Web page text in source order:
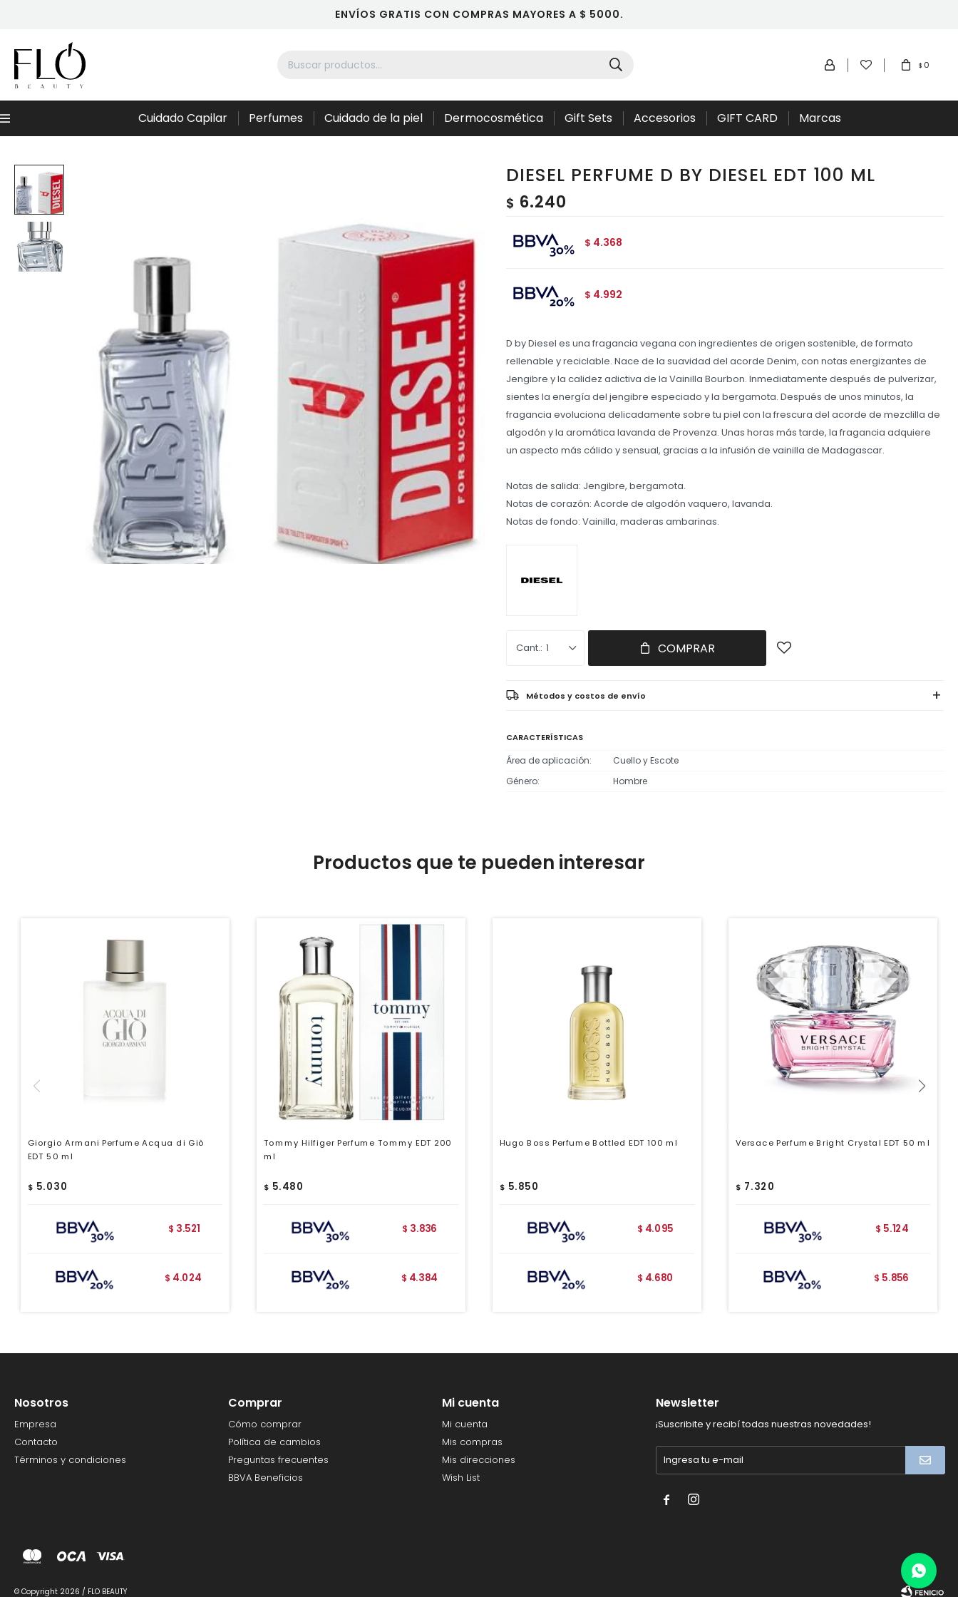
ENVÍOS GRATIS CON COMPRAS MAYORES A $ 5000.
Menú Cuidado Capilar Perfumes Cuidado de la piel Dermocosmética Gift Sets Accesorios GIFT CARD Marcas
$ 0
DIESEL PERFUME D BY DIESEL EDT 100 ML
$ 6.240
$ 4.368
$ 4.992
D by Diesel es una fragancia vegana con ingredientes de origen sostenible, de formato
rellenable y reciclable. Nace de la suavidad del acorde Denim, con notas energizantes de
Jengibre y la calidez adictiva de la Vainilla Bourbon. Inmediatamente después de pulverizar,
sientes la energía del jengibre especiado y la bergamota. Después de unos minutos, la
fragancia evoluciona delicadamente sobre tu piel con la frescura del acorde de mezclilla de
algodón y la aromática lavanda de Provenza. Unas horas más tarde, la fragancia adquiere
un aspecto más cálido y sensual, gracias a la infusión de vainilla de Madagascar.
Notas de salida: Jengibre, bergamota.
Notas de corazón: Acorde de algodón vaquero, lavanda.
Notas de fondo: Vainilla, maderas ambarinas.
1 COMPRAR
Métodos y costos de envío
CARACTERÍSTICAS
Área de aplicación
Cuello y Escote
Género
Hombre
Productos que te pueden interesar
Giorgio Armani Perfume Acqua di Giò
EDT 50 ml
$ 5.030
$ 3.521
$ 4.024
Tommy Hilfiger Perfume Tommy EDT 200
ml
$ 5.480
$ 3.836
$ 4.384
Hugo Boss Perfume Bottled EDT 100 ml
$ 5.850
$ 4.095
$ 4.680
Versace Perfume Bright Crystal EDT 50 ml
$ 7.320
$ 5.124
$ 5.856
Nosotros
Empresa
Contacto
Términos y condiciones
Comprar
Cómo comprar
Política de cambios
Preguntas frecuentes
BBVA Beneficios
Mi cuenta
Mi cuenta
Mis compras
Mis direcciones
Wish List
Newsletter
¡Suscribite y recibí todas nuestras novedades!
 
© Copyright 2026 / FLO BEAUTY